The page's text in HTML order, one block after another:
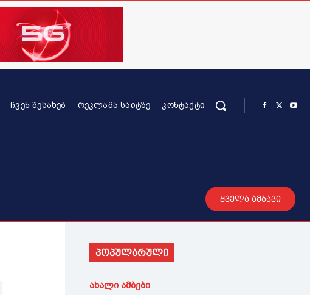
ᲩᲕᲔᲜ ᲨᲔᲡᲐᲮᲔᲑ ᲠᲔᲙᲚᲐᲛᲐ ᲡᲐᲘᲢᲖᲔ ᲙᲝᲜᲢᲐᲥᲢᲘ
ყველა ამბავი
პოპულარული
ახალი ამბები